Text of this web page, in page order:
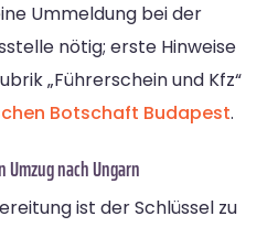
Ummeldung bei der
nötig; erste Hinweise
„Führerschein und Kfz“
Botschaft Budapest.
nach Ungarn
ist der Schlüssel zu